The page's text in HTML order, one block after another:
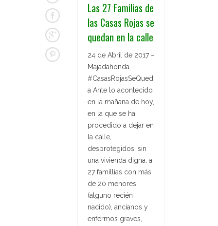
Las 27 Familias de
las Casas Rojas se
quedan en la calle
24 de Abril de 2017 –
Majadahonda –
#CasasRojasSeQued
a Ante lo acontecido
en la mañana de hoy,
en la que se ha
procedido a dejar en
la calle,
desprotegidos, sin
una vivienda digna, a
27 famillias con más
de 20 menores
(alguno recién
nacido), ancianos y
enfermos graves,